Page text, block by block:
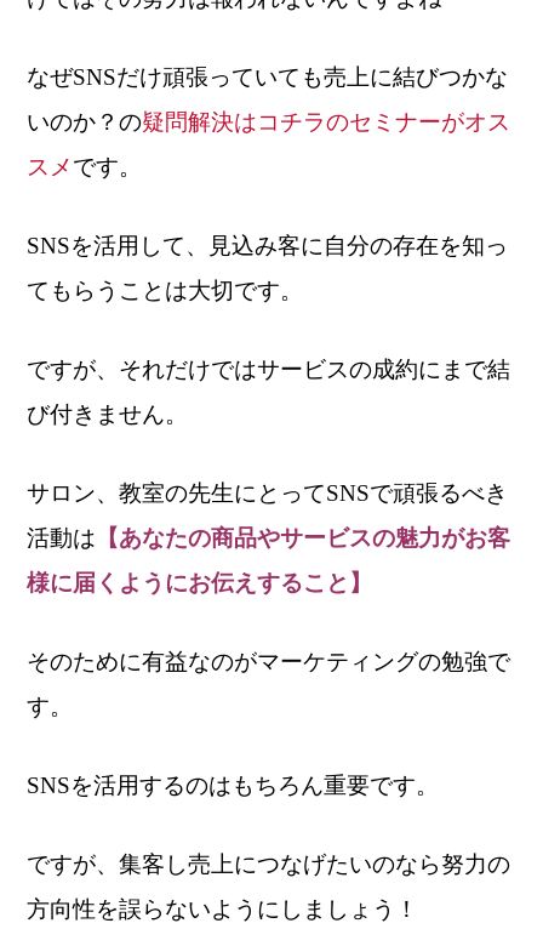
なぜSNSだけ頑張っていても売上に結びつかな
いのか？の疑問解決はコチラのセミナーがオス
スメです。
SNSを活用して、 見込み客に自分の存在を知っ
てもらうことは大切です。
ですが、それだけではサービスの成約にまで結
び付きません。
サロン、教室の先生にとってSNSで頑張るべき
活動は 【あなたの商品やサービスの魅力がお客
様に届くようにお伝えすること】
そのために有益なのがマーケティングの勉強で
す。
SNSを活用するのはもちろん重要です。
ですが、集客し売上につなげたいのなら努力の
方向性を誤らないようにしましょう！